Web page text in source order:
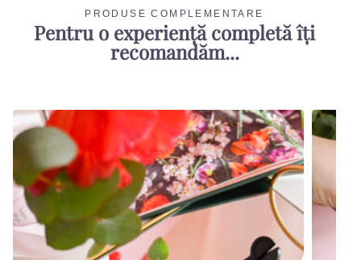
PRODUSE COMPLEMENTARE
Pentru o experiență completă îți
recomandăm...